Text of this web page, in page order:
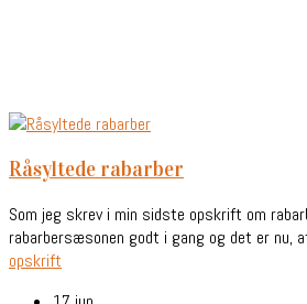
råsyltede rabarber
Som jeg skrev i min sidste opskrift om
rabarbersæsonen godt i gang og det er nu,
opskrift